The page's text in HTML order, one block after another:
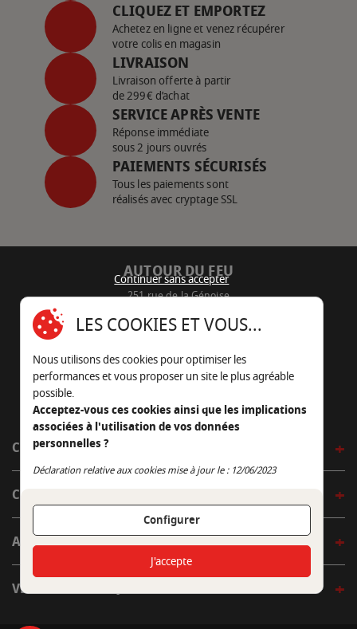
CLIQUEZ ET EMPORTEZ
Achetez en ligne et venez récupérer
votre colis en magasin
LIVRAISON
Livraison offerte à partir
de 299€ d’achat
SERVICE APRÈS VENTE
Réponse immédiate
sous 2 jours ouvrés
PAIEMENTS SÉCURISÉS
Tous les paiements sont
réalisés avec cryptage SSL
AUTOUR DU FEU
251 rue de la Génoise
05 45 22 98 09
Nous envoyer un e-mail
CÔTÉ OUTDOOR
CÔTÉ INDOOR
AUTOUR DE LA TABLE
VENIR EN BOUTIQUE
Continuer sans accepter
LES COOKIES ET VOUS...
Nous utilisons des cookies pour optimiser les
performances et vous proposer un site le plus agréable
possible.
Acceptez-vous ces cookies ainsi que les implications
associées à l'utilisation de vos données
personnelles ?
Déclaration relative aux cookies mise à jour le : 12/06/2023
Configurer
Continuer sans accepter
J'accepte